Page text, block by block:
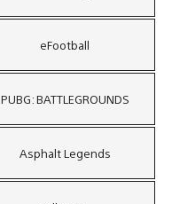
eFootball
PUBG: BATTLEGROUNDS
Asphalt Legends